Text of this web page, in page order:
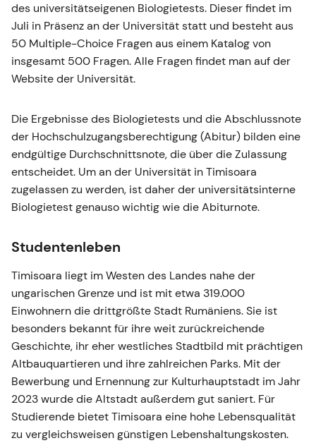
des universitätseigenen Biologietests. Dieser findet im
Juli in Präsenz an der Universität statt und besteht aus
50 Multiple-Choice Fragen aus einem Katalog von
insgesamt 500 Fragen. Alle Fragen findet man auf der
Website der Universität.
Die Ergebnisse des Biologietests und die Abschlussnote
der Hochschulzugangsberechtigung (Abitur) bilden eine
endgültige Durchschnittsnote, die über die Zulassung
entscheidet. Um an der Universität in Timisoara
zugelassen zu werden, ist daher der universitätsinterne
Biologietest genauso wichtig wie die Abiturnote.
Studentenleben
Timisoara liegt im Westen des Landes nahe der
ungarischen Grenze und ist mit etwa 319.000
Einwohnern die drittgrößte Stadt Rumäniens. Sie ist
besonders bekannt für ihre weit zurückreichende
Geschichte, ihr eher westliches Stadtbild mit prächtigen
Altbauquartieren und ihre zahlreichen Parks. Mit der
Bewerbung und Ernennung zur Kulturhauptstadt im Jahr
2023 wurde die Altstadt außerdem gut saniert. Für
Studierende bietet Timisoara eine hohe Lebensqualität
zu vergleichsweisen günstigen Lebenshaltungskosten.